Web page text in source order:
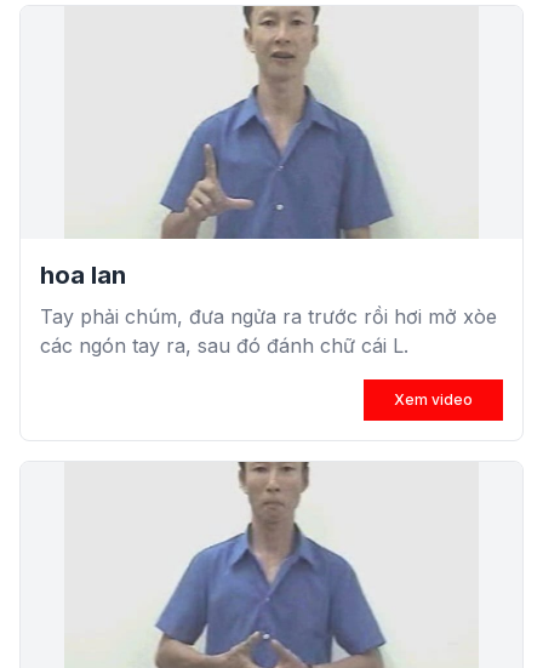
hoa lan
Tay phải chúm, đưa ngửa ra trước rồi hơi mở xòe
các ngón tay ra, sau đó đánh chữ cái L.
Xem video